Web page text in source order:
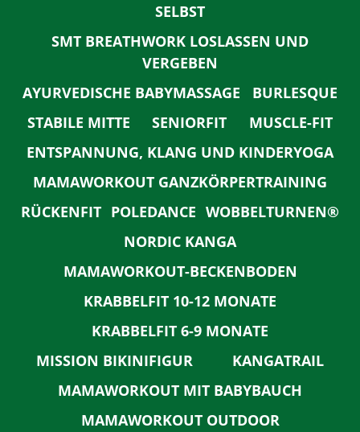
SELBST
SMT BREATHWORK LOSLASSEN UND
VERGEBEN
AYURVEDISCHE BABYMASSAGE
BURLESQUE
STABILE MITTE
SENIORFIT
MUSCLE-FIT
ENTSPANNUNG, KLANG UND KINDERYOGA
MAMAWORKOUT GANZKÖRPERTRAINING
RÜCKENFIT POLEDANCE WOBBELTURNEN®
NORDIC KANGA
MAMAWORKOUT-BECKENBODEN
KRABBELFIT 10-12 MONATE
KRABBELFIT 6-9 MONATE
MISSION BIKINIFIGUR
KANGATRAIL
MAMAWORKOUT MIT BABYBAUCH
MAMAWORKOUT OUTDOOR